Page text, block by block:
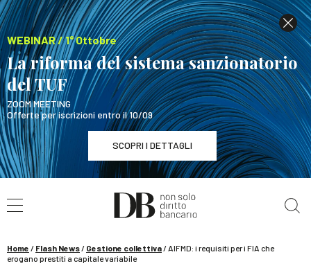
WEBINAR / 1° Ottobre
La riforma del sistema sanzionatorio
del TUF
ZOOM MEETING
Offerte per iscrizioni entro il 10/09
SCOPRI I DETTAGLI
WEBINAR / 1° Ottobre
La riforma del sistema sanzionatorio del TUF
Home / Flash News/ Gestione collettiva/AIFMD: i requisiti per i FIA che
erogano prestiti a capitale variabile